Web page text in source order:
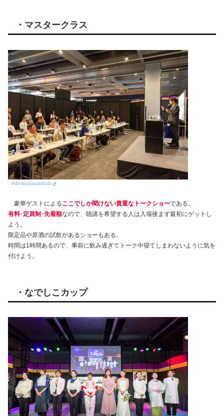
・マスタークラス
http://tokyobarshow.com/index.html
豪華ゲストによるここでしか聞けない貴重なトークショーである。
有料･定員制･先着順なので、聴講を希望する人は入場後まず最初にゲットし
よう。
限定品や原酒の試飲があるショーもある。
時間は1時間あるので、事前に飲み過ぎてトーク中寝てしまわないように気を
付けよう。
・なでしこカップ